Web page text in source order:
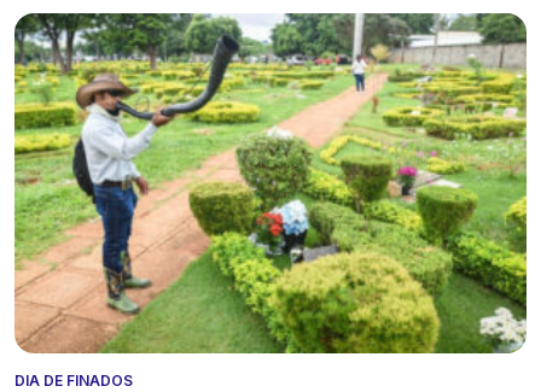
DIA DE FINADOS